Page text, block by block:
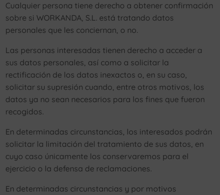
Cualquier persona tiene derecho a obtener confirmación
sobre si WORKANDA, S.L. está tratando datos
personales que les conciernan, o no.
Las personas interesadas tienen derecho a acceder a
sus datos personales, así como a solicitar la
rectificación de los datos inexactos o, en su caso,
solicitar su supresión cuando, entre otros motivos, los
datos ya no sean necesarios para los fines que fueron
recogidos.
En determinadas circunstancias, los interesados podrán
solicitar la limitación del tratamiento de sus datos, en
cuyo caso únicamente los conservaremos para el
ejercicio o la defensa de reclamaciones.
En determinadas circunstancias y por motivos